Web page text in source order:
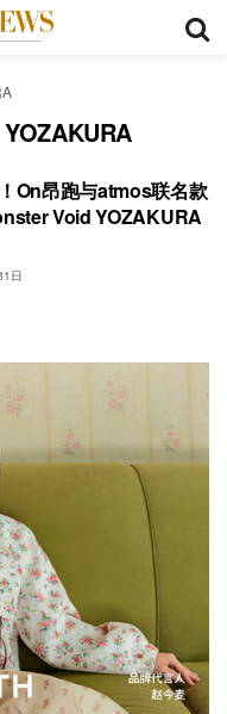
On昂跑与atmos联名款
Void YOZAKURA
日